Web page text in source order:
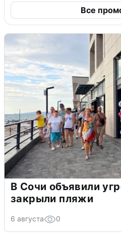
Все
В Сочи объявили
закрыли пляжи
6 августа 0